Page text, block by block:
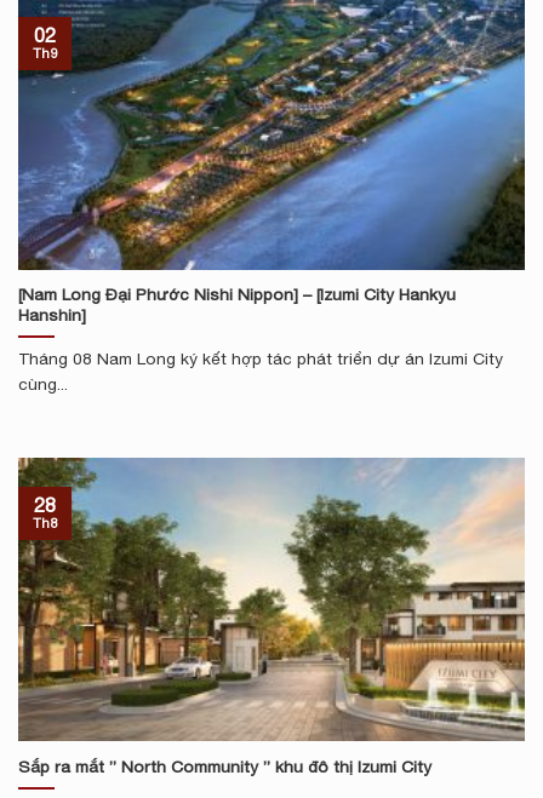
[Nam Long Đại Phước Nishi Nippon] – [Izumi City Hankyu
Hanshin]
Tháng 08 Nam Long ký kết hợp tác phát triển dự án Izumi City
cùng...
02
Th9
Sắp ra mắt ” North Community ” khu đô thị Izumi City
28
Th8